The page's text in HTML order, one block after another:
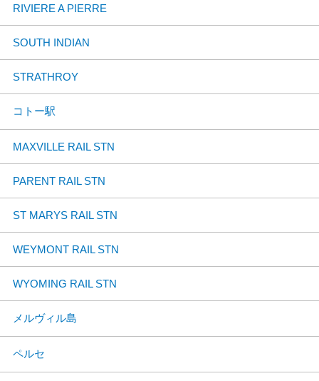
RIVIERE A PIERRE
SOUTH INDIAN
STRATHROY
コトー駅
MAXVILLE RAIL STN
PARENT RAIL STN
ST MARYS RAIL STN
WEYMONT RAIL STN
WYOMING RAIL STN
メルヴィル島
ペルセ